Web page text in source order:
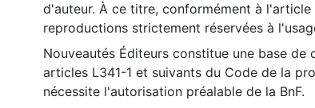
d'auteur. À ce titre, conformément à
reproductions strictement réservées à
Nouveautés Éditeurs constitue une base
articles L341-1 et suivants du Code de la
nécessite l'autorisation préalable de la BnF.